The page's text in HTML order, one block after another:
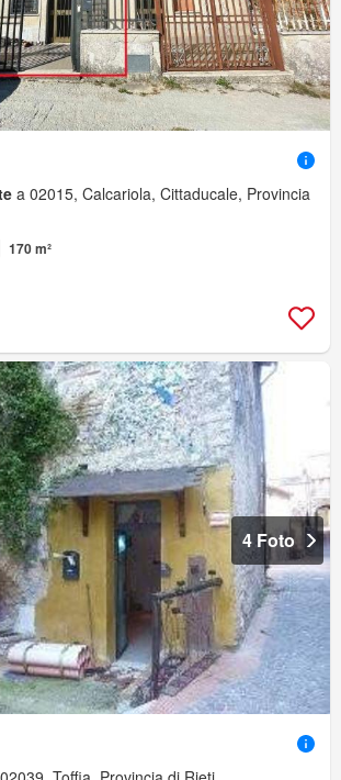
a 02015, Calcariola, Cittaducale, Provincia
170 m²
4 Foto